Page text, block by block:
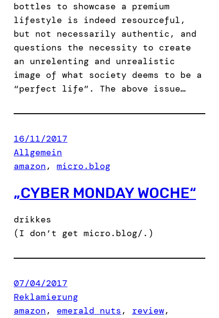
bottles to showcase a premium
lifestyle is indeed resourceful,
but not necessarily authentic, and
questions the necessity to create
an unrelenting and unrealistic
image of what society deems to be a
“perfect life”. The above issue…
16/11/2017
Allgemein
amazon, micro.blog
„CYBER MONDAY WOCHE“
drikkes
(I don’t get micro.blog/.)
07/04/2017
Reklamierung
amazon, emerald nuts , review